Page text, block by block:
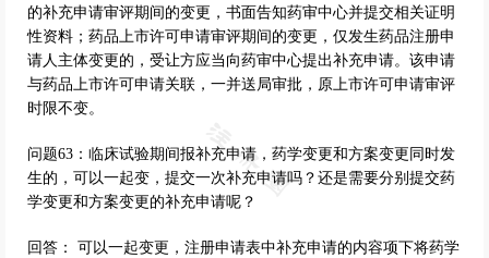
的补充申请审评期间的变更，书面告知药审中心并提交相关证明
性资料；药品上市许可申请审评期间的变更，仅发生药品注册申
请人主体变更的，受让方应当向药审中心提出补充申请。该申请
与药品上市许可申请关联，一并送局审批，原上市许可申请审评
时限不变。
问题63：临床试验期间报补充申请，药学变更和方案变更同时发
生的，可以一起变，提交一次补充申请吗？还是需要分别提交药
学变更和方案变更的补充申请呢？
回答： 可以一起变更，注册申请表中补充申请的内容项下将药学